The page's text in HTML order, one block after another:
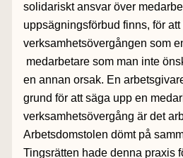
solidariskt ansvar över
uppsägningsförbud finns, för
verksamhetsövergången som
medarbetare som man inte
en annan orsak. En
grund för att säga upp en
verksamhetsövergång är det
Arbetsdomstolen dömt på
Tingsrätten hade denna praxis